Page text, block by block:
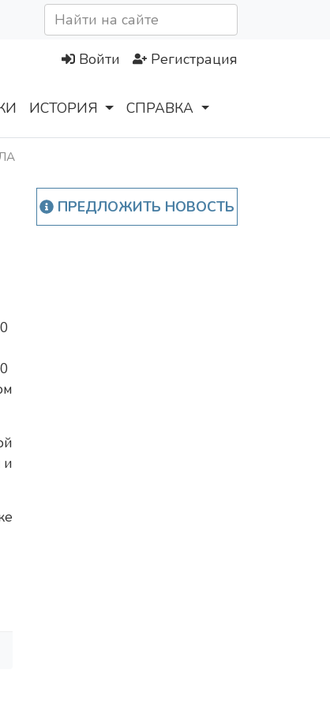
Войти Регистрация
ИСТОРИЯ СПРАВКА
и
ПРЕДЛОЖИТЬ НОВОСТЬ